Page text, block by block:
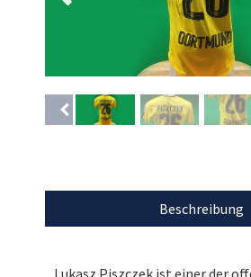
Beschreibung
Lukasz Piszczek ist einer der